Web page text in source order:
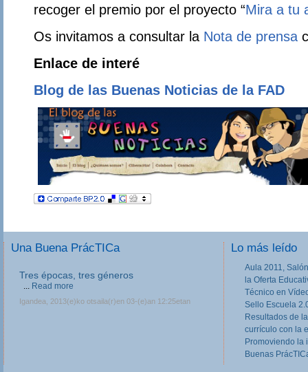
recoger el premio por el proyecto “Mira a tu
Os invitamos a consultar la Nota de prensa
Enlace de interé
Blog de las Buenas Noticias de la FAD
Una Buena PrácTICa
Tres épocas, tres géneros
... Read more
Igandea, 2013(e)ko otsaila(r)en 03-(e)an 12:25etan
Lo más leído
Aula 2011,
la Oferta
Técnico en
Sello Escuela
Resultados de
currículo con la
Promoviendo la
Buenas